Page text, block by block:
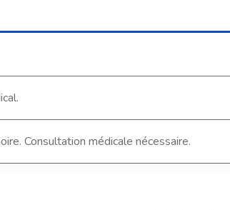
Consultation médicale nécessaire.